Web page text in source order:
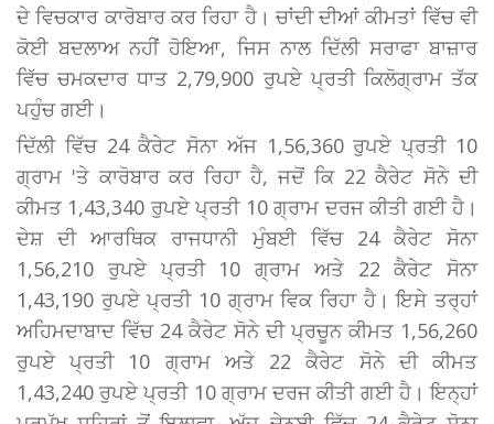
ਦੇ ਵਿਚਕਾਰ ਕਾਰੋਬਾਰ ਕਰ ਰਿਹਾ ਹੈ। ਚਾਂਦੀ ਦੀਆਂ ਕੀਮਤਾਂ ਵਿੱਚ ਵੀ
ਕੋਈ ਬਦਲਾਅ ਨਹੀਂ ਹੋਇਆ, ਜਿਸ ਨਾਲ ਦਿੱਲੀ ਸਰਾਫਾ ਬਾਜ਼ਾਰ
ਵਿੱਚ ਚਮਕਦਾਰ ਧਾਤ 2,79,900 ਰੁਪਏ ਪ੍ਰਤੀ ਕਿਲੋਗ੍ਰਾਮ ਤੱਕ
ਪਹੁੰਚ ਗਈ।
ਦਿੱਲੀ ਵਿੱਚ 24 ਕੈਰੇਟ ਸੋਨਾ ਅੱਜ 1,56,360 ਰੁਪਏ ਪ੍ਰਤੀ 10
ਗ੍ਰਾਮ 'ਤੇ ਕਾਰੋਬਾਰ ਕਰ ਰਿਹਾ ਹੈ, ਜਦੋਂ ਕਿ 22 ਕੈਰੇਟ ਸੋਨੇ ਦੀ
ਕੀਮਤ 1,43,340 ਰੁਪਏ ਪ੍ਰਤੀ 10 ਗ੍ਰਾਮ ਦਰਜ ਕੀਤੀ ਗਈ ਹੈ।
ਦੇਸ਼ ਦੀ ਆਰਥਿਕ ਰਾਜਧਾਨੀ ਮੁੰਬਈ ਵਿੱਚ 24 ਕੈਰੇਟ ਸੋਨਾ
1,56,210 ਰੁਪਏ ਪ੍ਰਤੀ 10 ਗ੍ਰਾਮ ਅਤੇ 22 ਕੈਰੇਟ ਸੋਨਾ
1,43,190 ਰੁਪਏ ਪ੍ਰਤੀ 10 ਗ੍ਰਾਮ ਵਿਕ ਰਿਹਾ ਹੈ। ਇਸੇ ਤਰ੍ਹਾਂ
ਅਹਿਮਦਾਬਾਦ ਵਿੱਚ 24 ਕੈਰੇਟ ਸੋਨੇ ਦੀ ਪ੍ਰਚੂਨ ਕੀਮਤ 1,56,260
ਰੁਪਏ ਪ੍ਰਤੀ 10 ਗ੍ਰਾਮ ਅਤੇ 22 ਕੈਰੇਟ ਸੋਨੇ ਦੀ ਕੀਮਤ
1,43,240 ਰੁਪਏ ਪ੍ਰਤੀ 10 ਗ੍ਰਾਮ ਦਰਜ ਕੀਤੀ ਗਈ ਹੈ। ਇਨ੍ਹਾਂ